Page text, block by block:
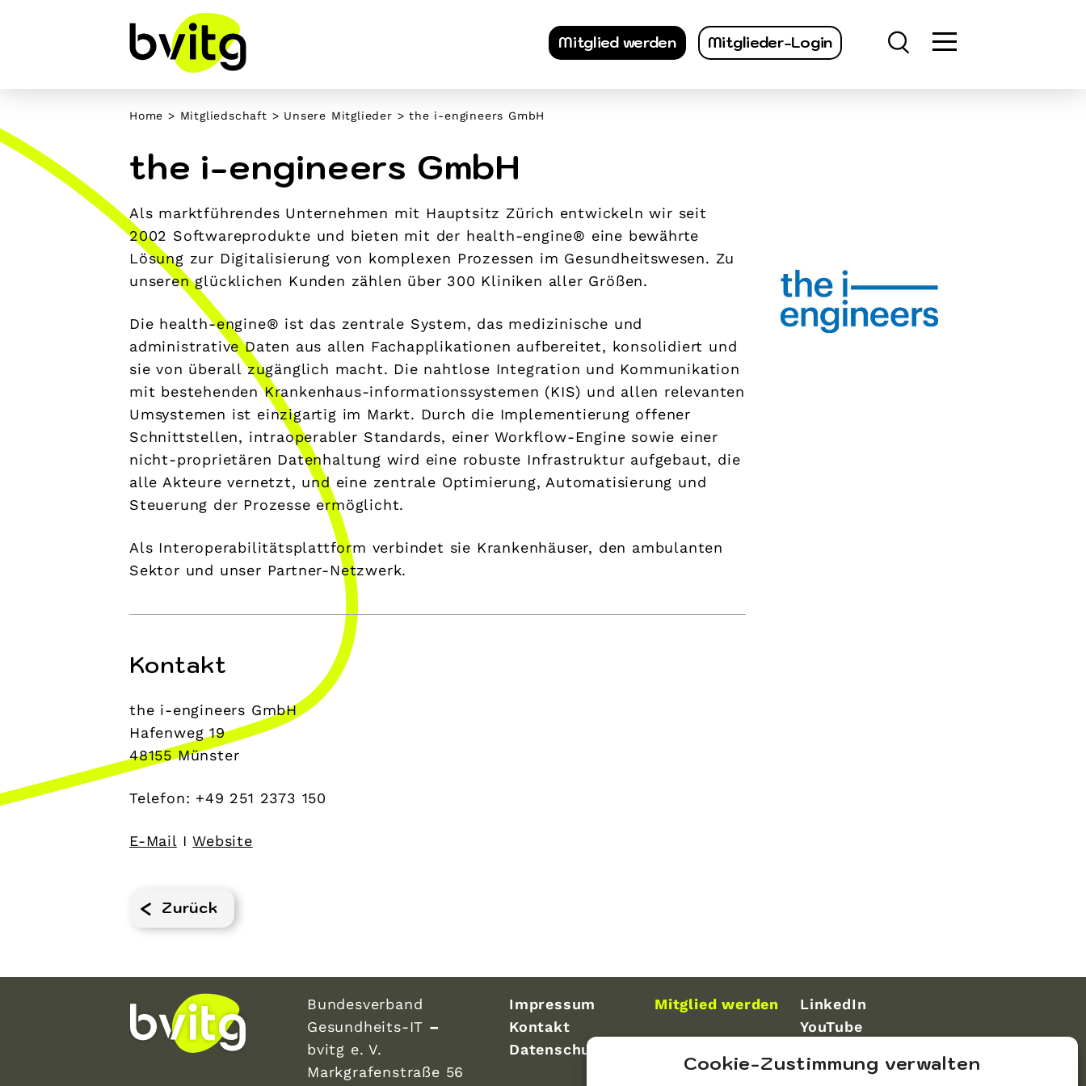
Cookie-Zustimmung verwalten
Mitglied werden Mitglieder-Login
Home > Mitgliedschaft > Unsere Mitglieder >the i-engineers GmbH
the i-engineers GmbH
Als marktführendes Unternehmen mit Hauptsitz Zürich entwickeln wir seit
2002 Softwareprodukte und bieten mit der health-engine® eine bewährte
Lösung zur Digitalisierung von komplexen Prozessen im Gesundheitswesen. Zu
unseren glücklichen Kunden zählen über 300 Kliniken aller Größen.
Die health-engine® ist das zentrale System, das medizinische und
administrative Daten aus allen Fachapplikationen aufbereitet, konsolidiert und
sie von überall zugänglich macht. Die nahtlose Integration und Kommunikation
mit bestehenden Krankenhaus-informationssystemen (KIS) und allen relevanten
Umsystemen ist einzigartig im Markt. Durch die Implementierung offener
Schnittstellen, intraoperabler Standards, einer Workflow-Engine sowie einer
nicht-proprietären Datenhaltung wird eine robuste Infrastruktur aufgebaut, die
alle Akteure vernetzt, und eine zentrale Optimierung, Automatisierung und
Steuerung der Prozesse ermöglicht.
Als Interoperabilitätsplattform verbindet sie Krankenhäuser, den ambulanten
Sektor und unser Partner-Netzwerk.
Kontakt
the i-engineers GmbH
Hafenweg 19
48155 Münster
Telefon: +49 251 2373 150
E-Mail IWebsite
Zurück
Bundesverband
Gesundheits-IT –
bvitg e. V.
Markgrafenstraße 56
Impressum
Kontakt
Datenschutz
Mitglied werden
LinkedIn
YouTube